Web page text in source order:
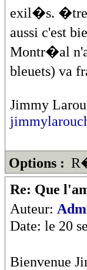
exil�s. �tre
aussi c'est
Montr�al
bleuets) va
Jimmy
Options :
Re: Que
Auteur:
Date: le 20
Bienvenue